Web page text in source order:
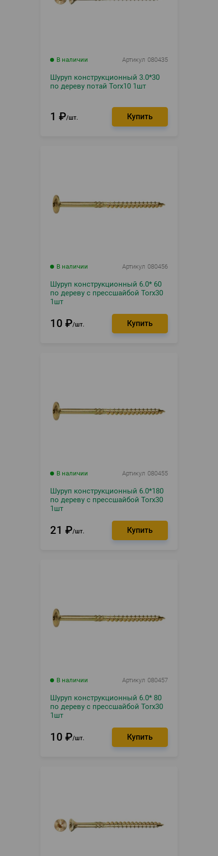
В наличии Артикул 080435
Шуруп конструкционный 3.0*30
по дереву потай Torx10 1шт
1 ₽ шт.
В наличии Артикул 080456
Шуруп конструкционный 6.0* 60
по дереву с прессшайбой Torx30
1шт
10 ₽ шт.
В наличии Артикул 080455
Шуруп конструкционный 6.0*180
по дереву с прессшайбой Torx30
1шт
21 ₽ шт.
В наличии Артикул 080457
Шуруп конструкционный 6.0* 80
по дереву с прессшайбой Torx30
1шт
10 ₽ шт.